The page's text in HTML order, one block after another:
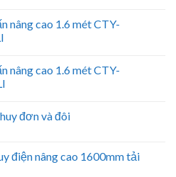
nâng cao 1.6 mét CTY-
nâng cao 1.6 mét CTY-
đơn và đôi
điện nâng cao 1600mm tải